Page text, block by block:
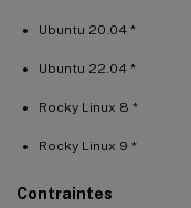
Ubuntu 20.04 *
Ubuntu 22.04 *
Rocky Linux 8 *
Rocky Linux 9 *
Contraintes